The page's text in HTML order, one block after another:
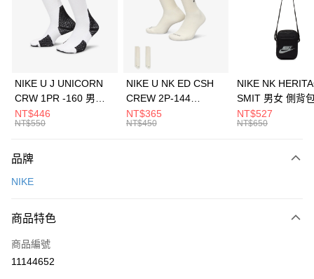
合作金庫商業銀行
第一商業銀行
華南商業銀行
彰化商業銀行
上海商業儲蓄銀行
元大商業銀行
台灣樂天信用卡公司
Apple Pay
全盈+PAY
AFTEE先享後付
【關於「AFTEE先享後付」】
便利好安心！
３．安心：先確認商品／服務後，再付款。
【「AFTEE先享後付」結帳流程】
１．於結帳方式選擇「AFTEE先享後付」後，將跳轉至「AFTEE先享後付」
運送方式
每筆NT$100，滿NT$1,500(含以上)免運費
宅配
每筆NT$100，滿NT$1,500(含以上)免運費
NIKE U J UNICORN
CRW 1PR -160 男女
中統襪 FZ3393100
NT$446
NT$550
NIKE U NK ED CSH
CREW 2P-144
EMBRDY 男女 短統襪
FZ3073133
NT$365
NT$450
NIKE NK
SMIT 男女 側背
BA5871010
NT$527
NT$650
品牌
NIKE
商品特色
商品編號
11144652